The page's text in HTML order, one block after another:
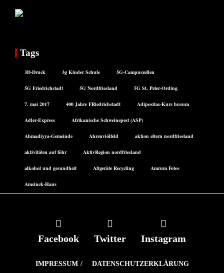
Tags
3D-Druck 3g Kinder Schule 5G-Campuszellen
5G Friedrichstadt 5G Nordfriesland 5G St. Peter-Ording
7. mai 2017 400 Jahre FRiedrichstadt Adipositas-Kurs husum
Adler-Express Afrikanische Schweinepest (ASP)
Ahmadiyya-Gemeinde Ahrenviölfeld aktion eltern nordfriesland
aktivitäten auf föhr AktivRegion nordfriesland
alkohol und gesundheit Altgeräte Recycling Amrum Fotos
Amsinck-Haus
Facebook Twitter Instagram
IMPRESSUM DATENSCHUTZERKLÄRUNG